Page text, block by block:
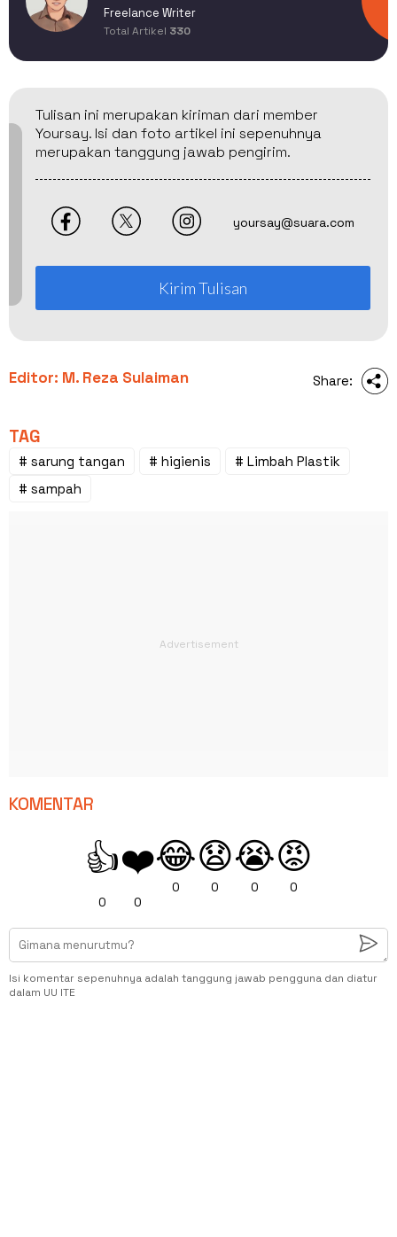
Freelance Writer
Total Artikel 330
Tulisan ini merupakan kiriman dari member
Yoursay. Isi dan foto artikel ini sepenuhnya
merupakan tanggung jawab pengirim.
yoursay@suara.com
Kirim Tulisan
Editor: M. Reza Sulaiman Share:
TAG
# sarung tangan # higienis
# Limbah Plastik
# sampah
KOMENTAR
👍
0
❤️
0
😂
0
😧
0
😭
0
😡
0
Isi komentar sepenuhnya adalah tanggung jawab pengguna dan diatur
dalam UU ITE